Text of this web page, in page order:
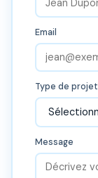
Email
Type de projet
Message